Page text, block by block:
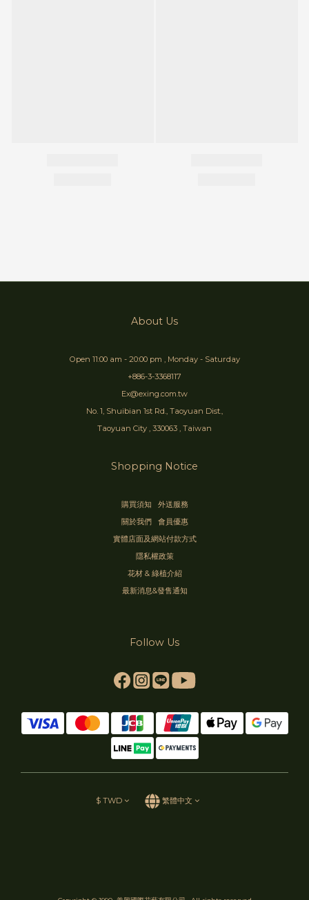
About Us
Open 11:00 am - 20:00 pm , Monday - Saturday
+886-3-3368117
Ex@exing.com.tw
No. 1, Shuibian 1st Rd., Taoyuan Dist.,
Taoyuan City , 330063 , Taiwan
Shopping Notice
購買須知
外送服務
關於我們
會員優惠
實體店面及網站付款方式
隱私權政策
花材 & 綠植介紹
最新消息&發售通知
Follow Us
$ TWD 繁體中文